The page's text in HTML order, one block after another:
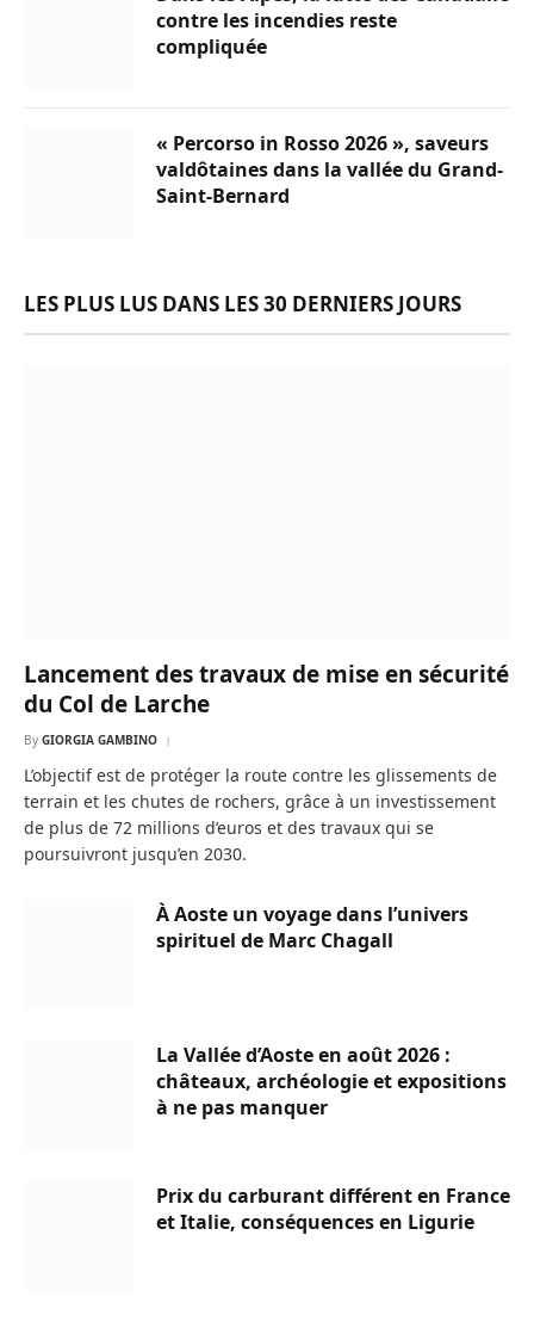
contre les incendies reste
compliquée
« Percorso in Rosso 2026 », saveurs
valdôtaines dans la vallée du Grand-
Saint-Bernard
LES PLUS LUS DANS LES 30 DERNIERS JOURS
Lancement des travaux de mise en sécurité
du Col de Larche
By GIORGIA GAMBINO
L’objectif est de protéger la route contre les glissements de
terrain et les chutes de rochers, grâce à un investissement
de plus de 72 millions d’euros et des travaux qui se
poursuivront jusqu’en 2030.
À Aoste un voyage dans l’univers
spirituel de Marc Chagall
La Vallée d’Aoste en août 2026 :
châteaux, archéologie et expositions
à ne pas manquer
Prix du carburant différent en France
et Italie, conséquences en Ligurie